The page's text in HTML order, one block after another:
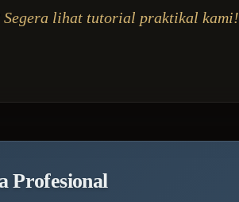
Segera lihat tutorial praktikal kami!
Profesional